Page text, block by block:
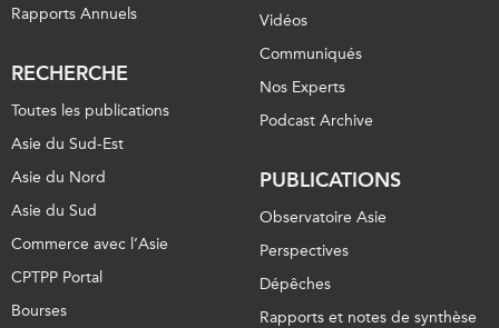
Rapports Annuels
RECHERCHE
Toutes les publications
Asie du Sud-Est
Asie du Nord
Asie du Sud
Commerce avec l’Asie
CPTPP Portal
Bourses
Vidéos
Communiqués
Nos Experts
Podcast Archive
PUBLICATIONS
Observatoire Asie
Perspectives
Dépêches
Rapports et notes de synthèse